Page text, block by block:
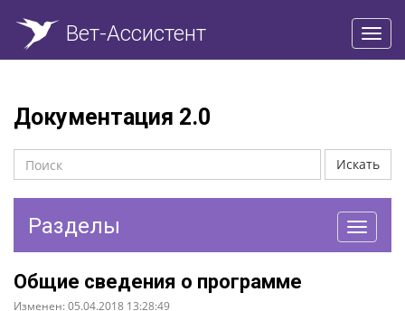
Вет-Ассистент
Документация 2.0
Искать
Разделы
Общие сведения о программе
Изменен: 05.04.2018 13:28:49